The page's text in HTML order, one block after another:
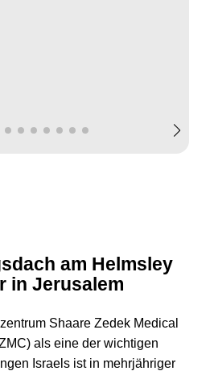
am Helmsley
in Jerusalem
Shaare Zedek Medical
als eine der wichtigen
Israels ist in mehrjähriger